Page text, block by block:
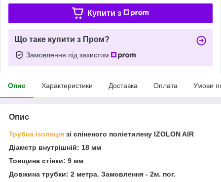
Купити з
Що таке купити з Пром?
Замовлення під захистом
Опис Характеристики Доставка Оплата Умови
Опис
Трубна ізоляція зі спіненого поліетилену IZOLON AIR
Діаметр внутрішній: 18 мм
Товщина стінки: 9 мм
Довжина трубки: 2 метра. Замовлення - 2м. пог.